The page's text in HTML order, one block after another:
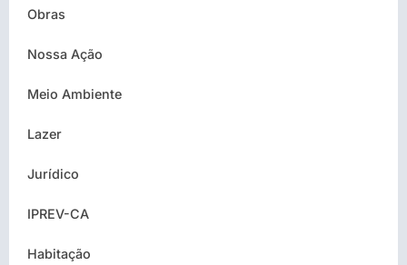
Obras
Nossa Ação
Meio Ambiente
Lazer
Jurídico
IPREV-CA
Habitação